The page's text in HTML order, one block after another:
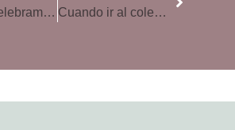
Por qué celebramos el Día del Padre y cuál es su historia Cuando ir al colegio es un drama